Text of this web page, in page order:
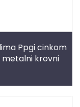
Ppgi cinkom
krovni